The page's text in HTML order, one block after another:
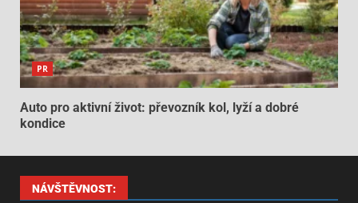
PR
Auto pro aktivní život: převozník kol, lyží a dobré
kondice
NÁVŠTĚVNOST: